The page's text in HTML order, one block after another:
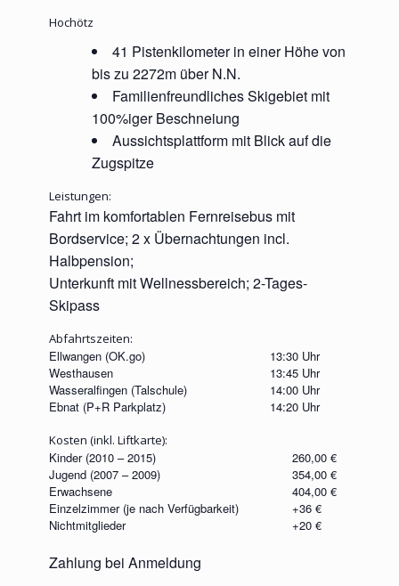
Hochötz
41 Pistenkilometer in einer Höhe von
bis zu 2272m über N.N.
Familienfreundliches Skigebiet mit
100%iger Beschneiung
Aussichtsplattform mit Blick auf die
Zugspitze
Leistungen:
Fahrt im komfortablen Fernreisebus mit
Bordservice; 2 x Übernachtungen incl.
Halbpension;
Unterkunft mit Wellnessbereich; 2-Tages-
Skipass
Abfahrtszeiten:
Ellwangen (OK.go)
13:30 Uhr
Westhausen
13:45 Uhr
Wasseralfingen (Talschule)
14:00 Uhr
Ebnat (P+R Parkplatz)
14:20 Uhr
Kosten (inkl. Liftkarte):
Kinder (2010 – 2015)
260,00 €
Jugend (2007 – 2009)
354,00 €
Erwachsene
404,00 €
Einzelzimmer (je nach Verfügbarkeit)
+36 €
Nichtmitglieder
+20 €
Zahlung bei Anmeldung